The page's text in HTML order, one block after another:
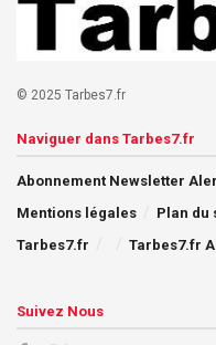
© 2025 Tarbes7.fr
Naviguer dans Tarbes7.fr
Abonnement Newsletter
Mentions légales
Plan du
Tarbes7.fr
Tarbes7.fr
Suivez Nous